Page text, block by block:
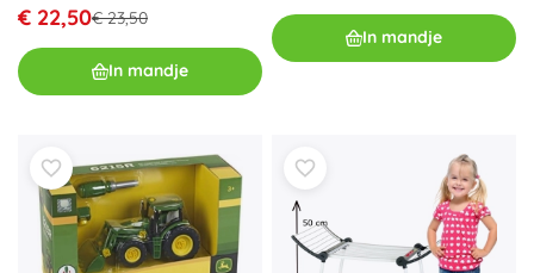
€ 22,50€ 23,50
In mandje
In mandje